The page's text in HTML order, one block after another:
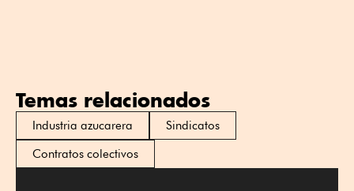
Temas relacionados
Industria azucarera
Sindicatos
Contratos colectivos